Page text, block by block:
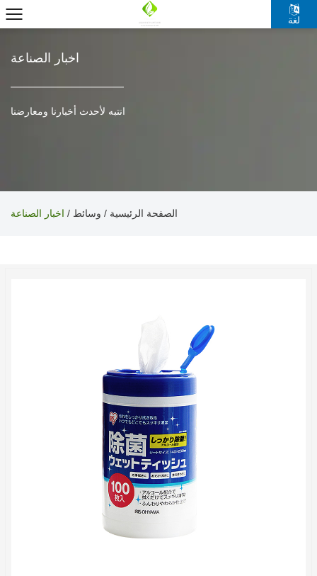
لغة
اخبار الصناعة
انتبه لأحدث أخبارنا ومعارضنا
الصفحة الرئيسية / وسائط / اخبار الصناعة